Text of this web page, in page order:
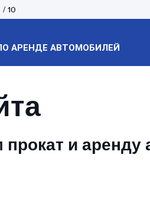
/ 10
АРЕНДЕ АВТОМОБИЛЕЙ
и аренду